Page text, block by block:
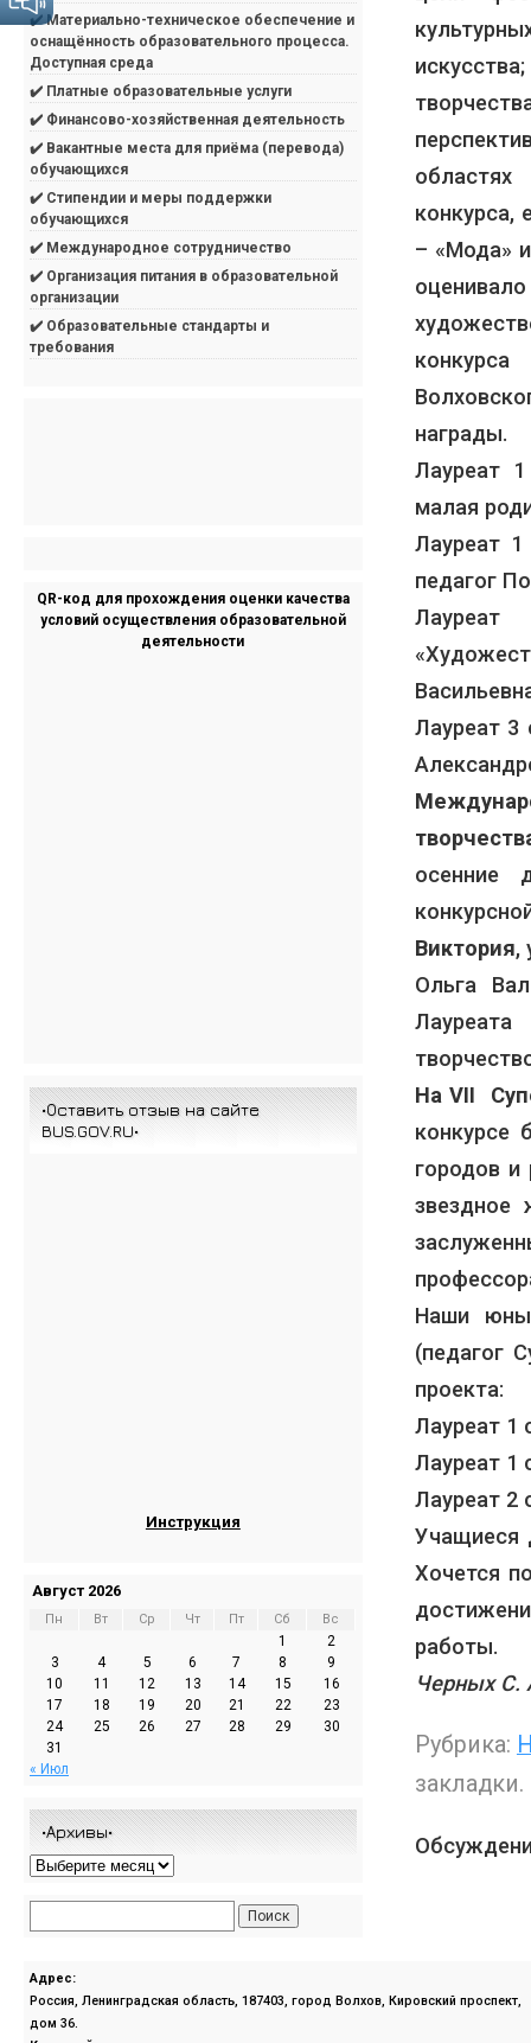
конкурса,
– «Мода»
награды.
Лауреат
малая
Лауреат
педагог
Лауреат 3
осенние
Виктория,
Ольга
На VII
конкурсе
городов и
звездное
Наши
(педагог
проекта:
Лауреат 1
Лауреат 1
Лауреат 2
Учащиеся
Хочется
работы.
Черных
Рубрика:
закладки.
✔️ Материально-техническое обеспечение и
оснащённость образовательного процесса.
Доступная среда
✔️ Платные образовательные услуги
✔️ Финансово-хозяйственная деятельность
✔️ Вакантные места для приёма (перевода)
обучающихся
✔️ Стипендии и меры поддержки
обучающихся
✔️ Международное сотрудничество
✔️ Организация питания в образовательной
организации
✔️ Образовательные стандарты и
требования
QR-код для прохождения оценки качества
условий осуществления образовательной
деятельности
•Оставить отзыв на сайте
BUS.GOV.RU•
Инструкция
Август 2026
Пн Вт Ср Чт Пт Сб Вс
1
2
3
4 5 6 7 8
9
10
11 12 13 14 15
16
17
18 19 20 21 22
23
24
25 26 27 28 29
30
31
« Июл
•Архивы•
Адрес:
Россия, Ленинградская область, 187403, город Волхов, Кировский проспект,
дом 36.